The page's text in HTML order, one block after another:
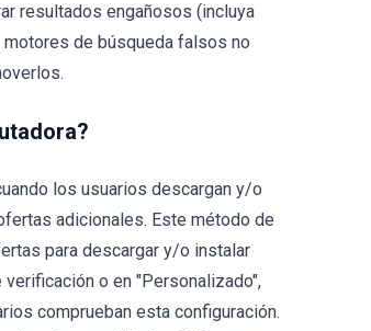
resultados engañosos (incluya
de búsqueda falsos no
los usuarios descargan y/o
adicionales. Este método de
para descargar y/o instalar
o en "Personalizado",
comprueban esta configuración.